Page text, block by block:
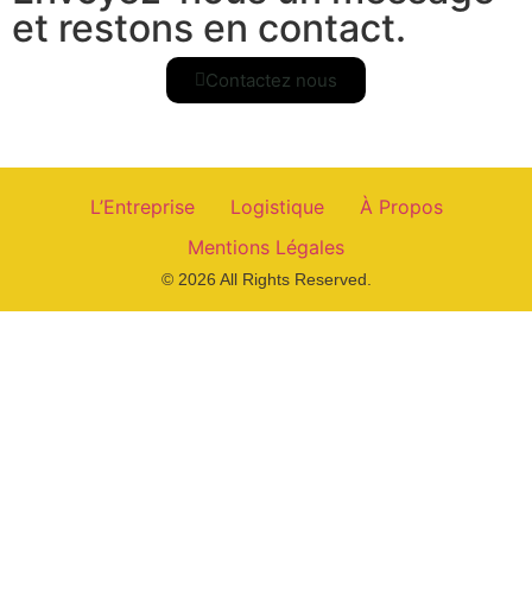
et restons en contact.
Contactez nous
L’Entreprise Logistique
À Propos
Mentions Légales
© 2026 All Rights Reserved.